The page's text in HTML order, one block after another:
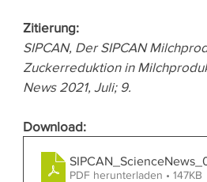
Zitierung:
SIPCAN, Der SIPCAN
Zuckerreduktion in
News 2021, Juli; 9.
Download:
PDF herunterladen • 147KB